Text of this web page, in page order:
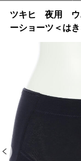
ツキヒ 夜用 ウ
ーショーツ＜は